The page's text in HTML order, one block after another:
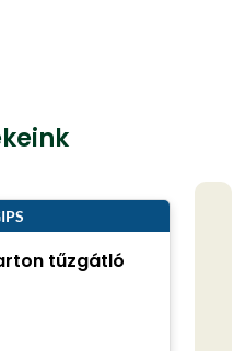
tűzgátló